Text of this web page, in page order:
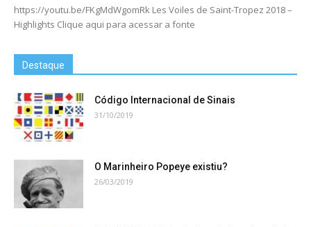
https://youtu.be/FKgMdWgomRk Les Voiles de Saint-Tropez 2018 –
Highlights Clique aqui para acessar a fonte
Destaque
Código Internacional de Sinais
31/10/2019
O Marinheiro Popeye existiu?
26/03/2019